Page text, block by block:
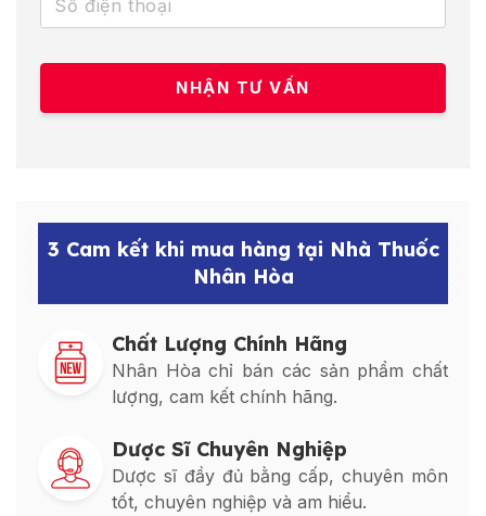
3 Cam kết khi mua hàng tại Nhà Thuốc
Nhân Hòa
Chất Lượng Chính Hãng
Nhân Hòa chỉ bán các sản phẩm chất
lượng, cam kết chính hãng.
Dược Sĩ Chuyên Nghiệp
Dược sĩ đầy đủ bằng cấp, chuyên môn
tốt, chuyên nghiệp và am hiểu.